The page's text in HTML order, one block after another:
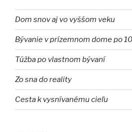
Dom snov aj vo vyššom veku
Bývanie v prízemnom dome po
Túžba po vlastnom bývaní
Zo sna do reality
Cesta k vysnívanému cieľu